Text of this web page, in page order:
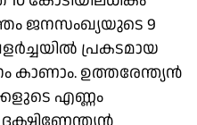
ജനസംഖ്യയുടെ 9
പ്രകടമായ
കാണാം. ഉത്തരേന്ത്യന്‍
എണ്ണം